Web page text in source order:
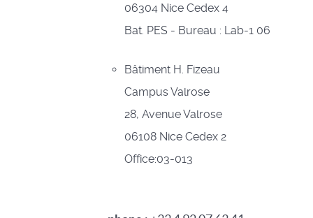
06304 Nice Cedex 4
Bat. PES - Bureau : Lab-1 06
Bâtiment H. Fizeau
Campus Valrose
28, Avenue Valrose
06108 Nice Cedex 2
Office:03-013